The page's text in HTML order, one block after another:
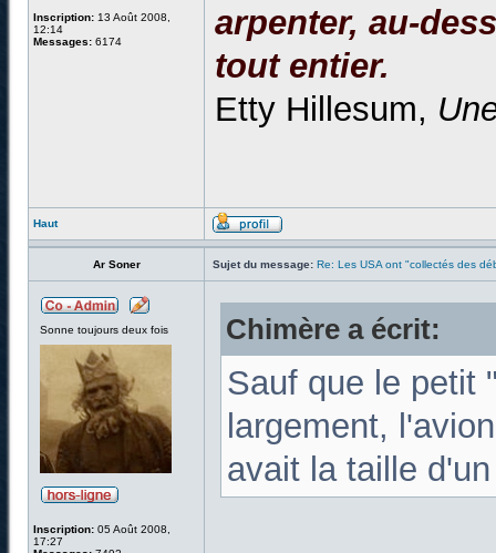
Inscription: 13 Août 2008,
12:14
Messages: 6174
arpenter, au-
tout entier.
Etty Hillesum,
Haut
Ar Soner Sujet du message: Re: Les USA ont "collectés des
Sonne toujours deux fois
Inscription: 05 Août 2008,
17:27
Chimère a écrit:
Sauf que le petit
largement,
avait la taille